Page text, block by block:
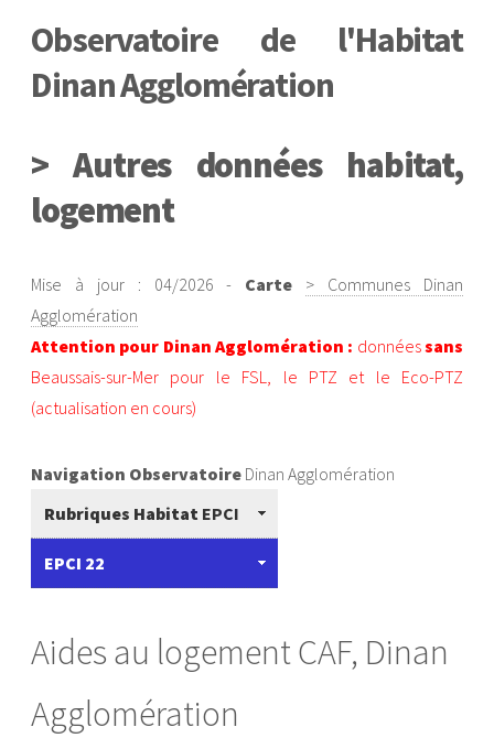
Observatoire de l'Habitat
Dinan Agglomération
> Autres données habitat,
logement
Mise à jour : 04/2026 - Carte
> Communes Dinan
Agglomération
Attention pour Dinan Agglomération : donnéessans
Beaussais-sur-Mer pour le FSL, le PTZ et le Eco-PTZ
(actualisation en cours)
Navigation Observatoire Dinan Agglomération
Rubriques Habitat EPCI
EPCI 22
Aides au logement CAF, Dinan
Agglomération